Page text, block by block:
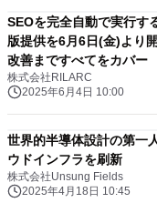
SEOを完全自動で実行す
版提供を6月6日(金)より
改善まですべてをカバー
株式会社RILARC
2025年6月4日 10:00
世界的半導体設計の第一
ウドインフラを刷新
株式会社Unsung Fields
2025年4月18日 10:45